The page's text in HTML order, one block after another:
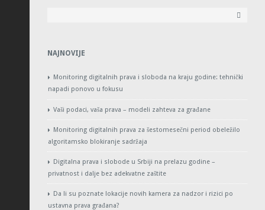
NAJNOVIJE
Monitoring digitalnih prava i sloboda na kraju godine: tehnički
napadi ponovo u fokusu
Vaši podaci, vaša prava – modeli zahteva za građane
Monitoring digitalnih prava za šestomesečni period obeležilo
algoritamsko blokiranje sadržaja
Digitalna prava i slobode u Srbiji na prelazu godine –
privatnost i dalje bez adekvatne zaštite
Da li su poznate lokacije novih kamera za nadzor i rizici po
ustavna prava građana?